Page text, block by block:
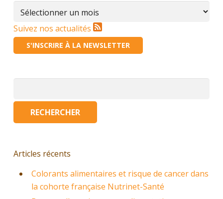
Archives
Suivez nos actualités
S'INSCRIRE À LA NEWSLETTER
Articles récents
Colorants alimentaires et risque de cancer dans
la cohorte française Nutrinet-Santé